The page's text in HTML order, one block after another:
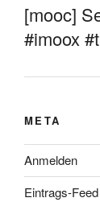
[mooc]
#imoox
META
Anmelden
Eintrags-Feed